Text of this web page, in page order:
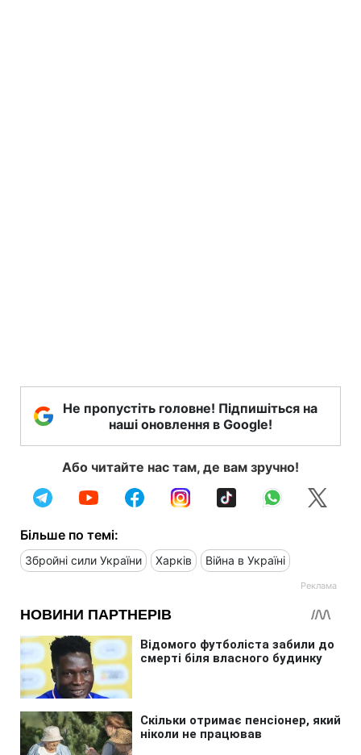
Не пропустіть головне! Підпишіться на
наші оновлення в Google!
Або читайте нас там, де вам зручно!
Більше по темі:
Збройні сили України Харків Війна в Україні